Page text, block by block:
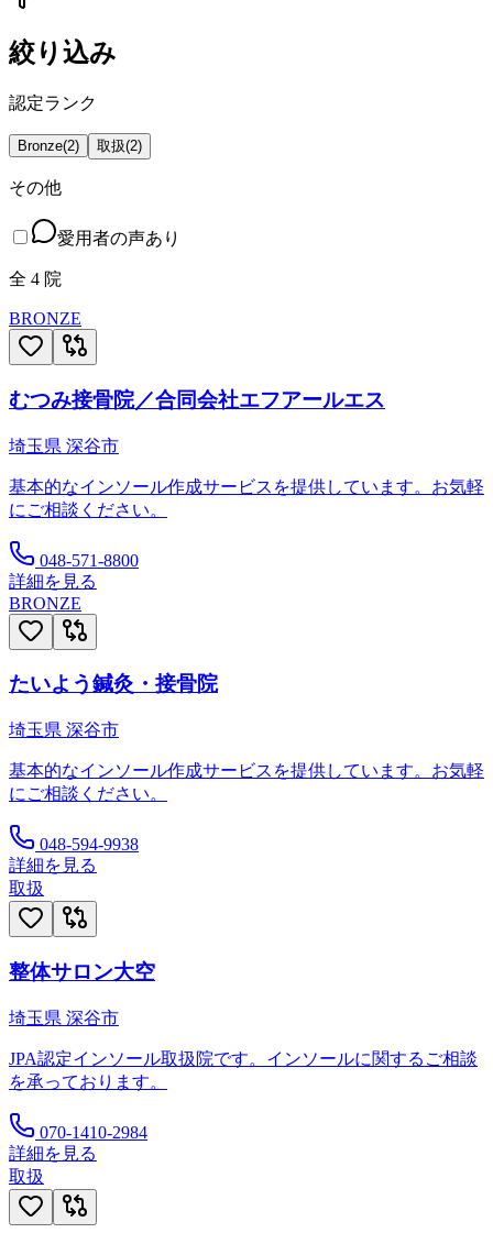
絞り込み
認定ランク
Bronze(2) 取扱(2)
その他
愛用者の声あり
全 4 院
BRONZE
むつみ接骨院／合同会社エフアールエス
埼玉県 深谷市
基本的なインソール作成サービスを提供しています。お気軽
にご相談ください。
048-571-8800
詳細を見る
BRONZE
たいよう鍼灸・接骨院
埼玉県 深谷市
基本的なインソール作成サービスを提供しています。お気軽
にご相談ください。
048-594-9938
詳細を見る
取扱
整体サロン大空
埼玉県 深谷市
JPA認定インソール取扱院です。インソールに関するご相談
を承っております。
070-1410-2984
詳細を見る
取扱